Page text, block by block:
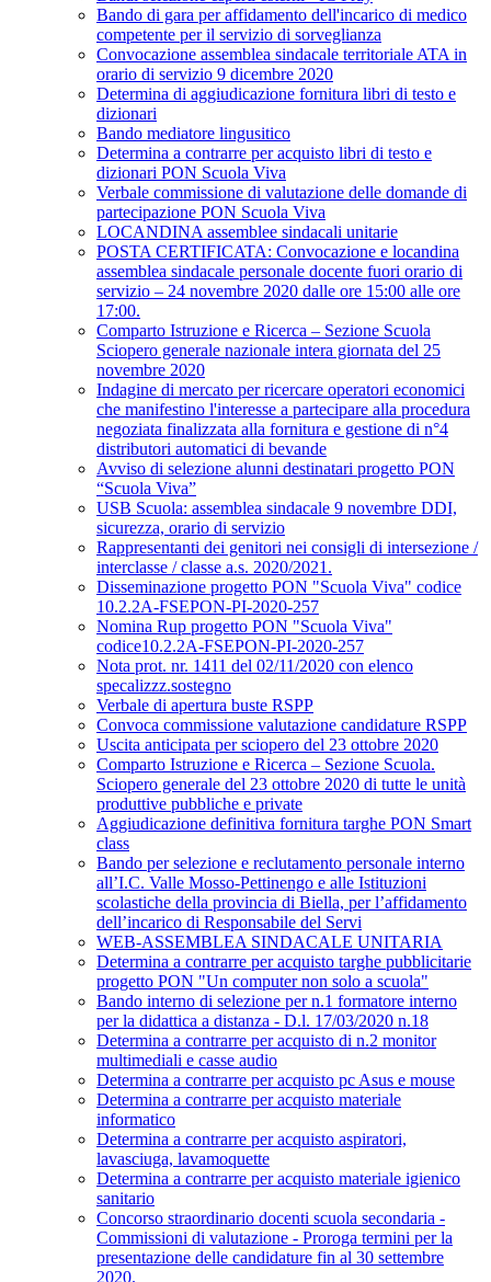
Bando di gara per affidamento dell'incarico di medico
competente per il servizio di sorveglianza
Convocazione assemblea sindacale territoriale ATA in
orario di servizio 9 dicembre 2020
Determina di aggiudicazione fornitura libri di testo e
dizionari
Bando mediatore lingusitico
Determina a contrarre per acquisto libri di testo e
dizionari PON Scuola Viva
Verbale commissione di valutazione delle domande di
partecipazione PON Scuola Viva
LOCANDINA assemblee sindacali unitarie
POSTA CERTIFICATA: Convocazione e locandina
assemblea sindacale personale docente fuori orario di
servizio – 24 novembre 2020 dalle ore 15:00 alle ore
17:00.
Comparto Istruzione e Ricerca – Sezione Scuola
Sciopero generale nazionale intera giornata del 25
novembre 2020
Indagine di mercato per ricercare operatori economici
che manifestino l'interesse a partecipare alla procedura
negoziata finalizzata alla fornitura e gestione di n°4
distributori automatici di bevande
Avviso di selezione alunni destinatari progetto PON
“Scuola Viva”
USB Scuola: assemblea sindacale 9 novembre DDI,
sicurezza, orario di servizio
Rappresentanti dei genitori nei consigli di intersezione /
interclasse / classe a.s. 2020/2021.
Disseminazione progetto PON "Scuola Viva" codice
10.2.2A-FSEPON-PI-2020-257
Nomina Rup progetto PON "Scuola Viva"
codice10.2.2A-FSEPON-PI-2020-257
Nota prot. nr. 1411 del 02/11/2020 con elenco
specalizzz.sostegno
Verbale di apertura buste RSPP
Convoca commissione valutazione candidature RSPP
Uscita anticipata per sciopero del 23 ottobre 2020
Comparto Istruzione e Ricerca – Sezione Scuola.
Sciopero generale del 23 ottobre 2020 di tutte le unità
produttive pubbliche e private
Aggiudicazione definitiva fornitura targhe PON Smart
class
Bando per selezione e reclutamento personale interno
all’I.C. Valle Mosso-Pettinengo e alle Istituzioni
scolastiche della provincia di Biella, per l’affidamento
dell’incarico di Responsabile del Servi
WEB-ASSEMBLEA SINDACALE UNITARIA
Determina a contrarre per acquisto targhe pubblicitarie
progetto PON "Un computer non solo a scuola"
Bando interno di selezione per n.1 formatore interno
per la didattica a distanza - D.l. 17/03/2020 n.18
Determina a contrarre per acquisto di n.2 monitor
multimediali e casse audio
Determina a contrarre per acquisto pc Asus e mouse
Determina a contrarre per acquisto materiale
informatico
Determina a contrarre per acquisto aspiratori,
lavasciuga, lavamoquette
Determina a contrarre per acquisto materiale igienico
sanitario
Concorso straordinario docenti scuola secondaria -
Commissioni di valutazione - Proroga termini per la
presentazione delle candidature fin al 30 settembre
2020.